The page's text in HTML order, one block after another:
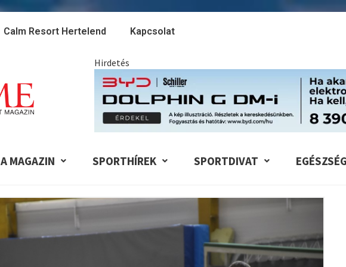
Calm Resort Hertelend Kapcsolat
Hirdetés
A MAGAZIN SPORTHÍREK SPORTDIVAT EGÉSZSÉG